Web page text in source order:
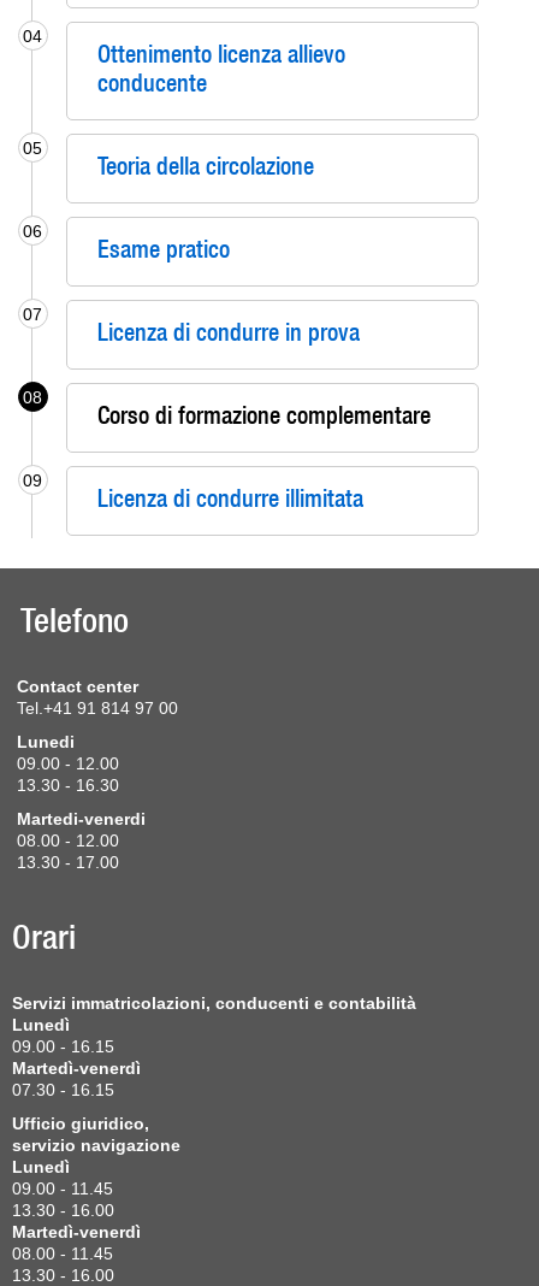
04
Ottenimento licenza allievo
conducente
05
Teoria della circolazione
06
Esame pratico
07
Licenza di condurre in prova
08
Corso di formazione complementare
09
Licenza di condurre illimitata
Telefono
Contact center
Tel.+41 91 814 97 00
Lunedi
09.00 - 12.00
13.30 - 16.30
Martedi-venerdi
08.00 - 12.00
13.30 - 17.00
Orari
Servizi immatricolazioni, conducenti e contabilità
Lunedì
09.00 - 16.15
Martedì-venerdì
07.30 - 16.15
Ufficio giuridico,
servizio navigazione
Lunedì
09.00 - 11.45
13.30 - 16.00
Martedì-venerdì
08.00 - 11.45
13.30 - 16.00